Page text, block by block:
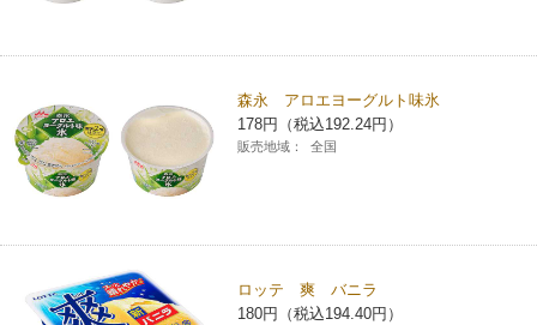
森永 アロエヨーグルト味氷
178円（税込192.24円）
販売地域： 全国
ロッテ 爽 バニラ
180円（税込194.40円）